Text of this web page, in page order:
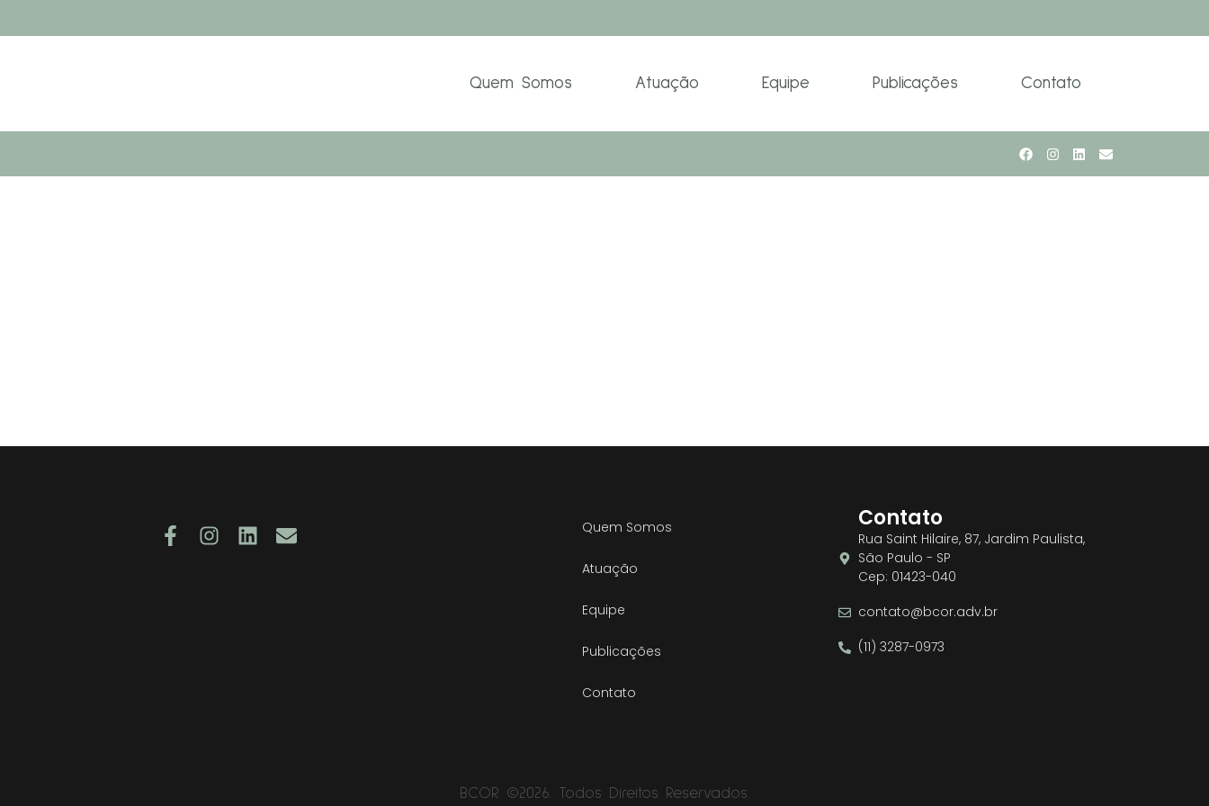
Quem Somos Atuação Equipe Publicações Contato
Quem Somos
Atuação
Equipe
Publicações
Contato
Contato
Rua Saint Hilaire, 87, Jardim Paulista,
São Paulo - SP
Cep: 01423-040
contato@bcor.adv.br
(11) 3287-0973
BCOR ©2026. Todos Direitos Reservados.